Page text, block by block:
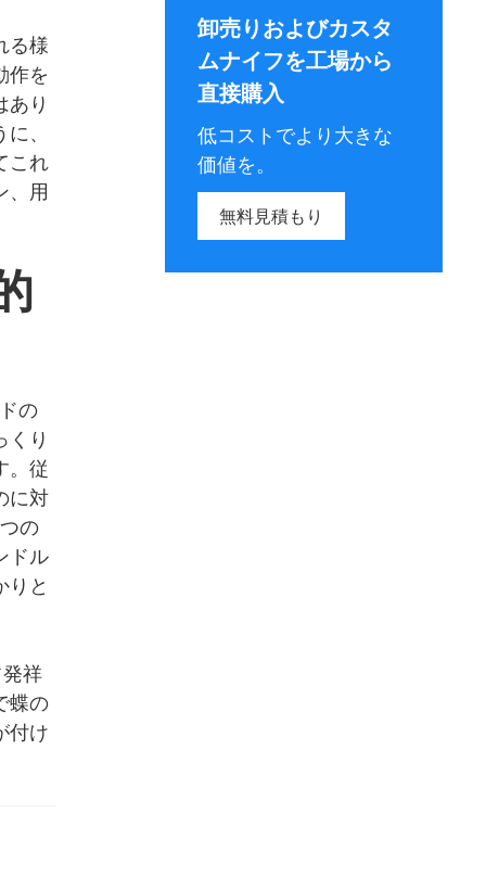
る様
作を
あり
、
これ
、用
の
り
。従
に対
の
ドル
と
祥
蝶の
付け
卸売りおよびカスタ
ムナイフを工場から
直接購入
低コストでより大きな
価値を。
無料見積もり